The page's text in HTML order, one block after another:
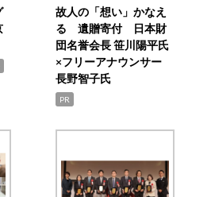
故人の「想い」かなえ
る 遺贈寄付 日本財
団名誉会長 笹川陽平氏
×フリーアナウンサー
長野智子氏
PR